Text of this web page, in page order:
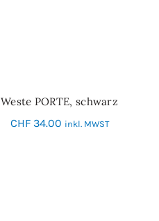
SCHNELL-EINKAUF
Weste PORTE, schwarz
CHF34.00 inkl. MWST